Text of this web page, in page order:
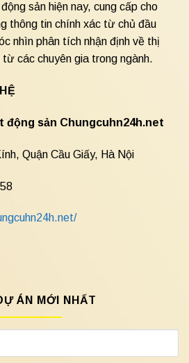
sản hiện nay, cung cấp cho
thông tin chính xác từ chủ đầu
nhìn phân tích nhận định về thị
các chuyên gia trong ngành.
động sản Chungcuhn24h.net
Quận Cầu Giấy, Hà Nội
ÁN MỚI NHẤT